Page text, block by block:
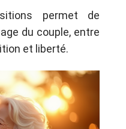
permet de
du couple, entre
et liberté.